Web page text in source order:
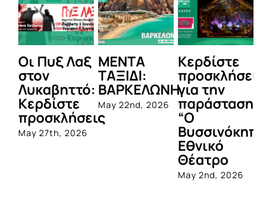
Πυξ Λαξ
27th, 2026
ΜΕΝΤΑ
ΤΑΞΙΔΙ:
ΒΑΡΚΕΛΩΝΗ
May 22nd, 2026
Κερδίστε
προσκλήσεις
για την
παράσταση
Εθνικό
Θέατρο
May 2nd, 2026
LIVE: